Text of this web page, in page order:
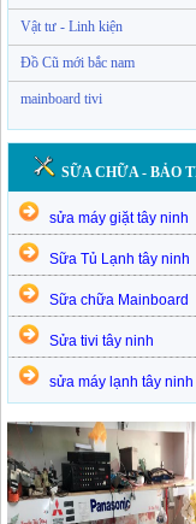
Vật tư - Linh kiện
Đồ Cũ mới bắc nam
mainboard tivi
SỮA CHỮA - BẢO
sửa máy giặt tây ninh
Sữa Tủ Lạnh tây ninh
Sữa chữa Mainboard
Sửa tivi tây ninh
sửa máy lạnh tây ninh